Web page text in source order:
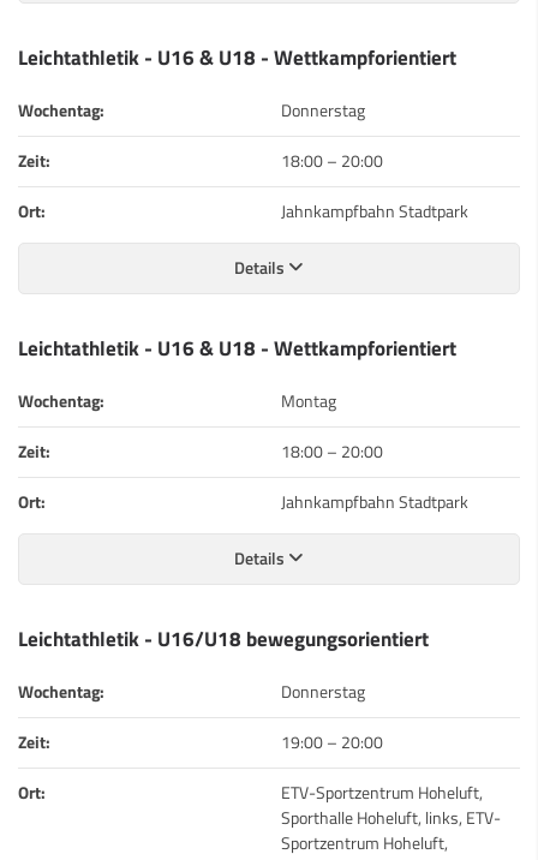
Leichtathletik - U16 & U18 - Wettkampforientiert
Wochentag:
Donnerstag
Zeit:
18:00– 20:00
Ort:
Jahnkampfbahn Stadtpark
Details
Leichtathletik - U16 & U18 - Wettkampforientiert
Wochentag:
Montag
Zeit:
18:00– 20:00
Ort:
Jahnkampfbahn Stadtpark
Details
Leichtathletik - U16/U18 bewegungsorientiert
Wochentag:
Donnerstag
Zeit:
19:00– 20:00
Ort:
ETV-Sportzentrum Hoheluft,
Sporthalle Hoheluft, links, ETV-
Sportzentrum Hoheluft,